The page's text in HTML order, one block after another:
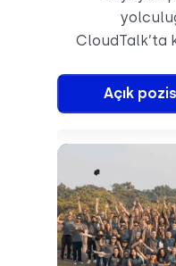
CloudTalk’ta
Açık